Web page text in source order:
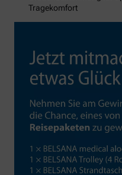
Tragekomfort